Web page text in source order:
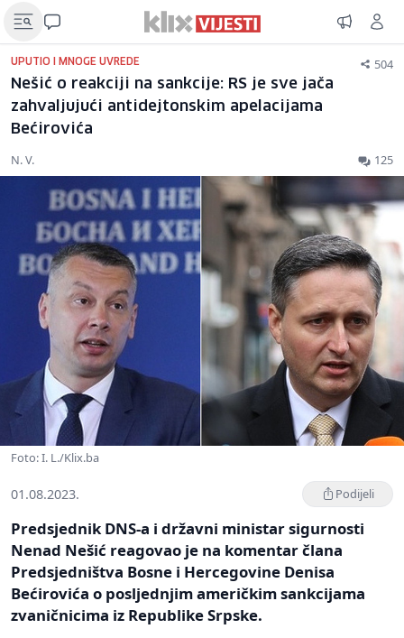
UPUTIO I MNOGE UVREDE 504
Nešić o reakciji na sankcije: RS je sve jača
zahvaljujući antidejtonskim apelacijama
Bećirovića
N. V. 125
Foto: I. L./Klix.ba
01.08.2023. Podijeli
Predsjednik DNS-a i državni ministar sigurnosti
Nenad Nešić reagovao je na komentar člana
Predsjedništva Bosne i Hercegovine Denisa
Bećirovića o posljednjim američkim sankcijama
zvaničnicima iz Republike Srpske.